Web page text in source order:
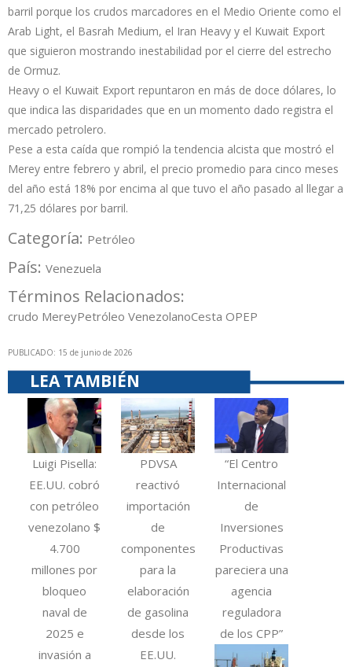
barril porque los crudos marcadores en el Medio Oriente como el
Arab Light, el Basrah Medium, el Iran Heavy y el Kuwait Export
que siguieron mostrando inestabilidad por el cierre del estrecho
de Ormuz.
Heavy o el Kuwait Export repuntaron en más de doce dólares, lo
que indica las disparidades que en un momento dado registra el
mercado petrolero.
Pese a esta caída que rompió la tendencia alcista que mostró el
Merey entre febrero y abril, el precio promedio para cinco meses
del año está 18% por encima al que tuvo el año pasado al llegar a
71,25 dólares por barril.
Categoría: Petróleo
País: Venezuela
Términos Relacionados:
crudo MereyPetróleo VenezolanoCesta OPEP
PUBLICADO: 15 de junio de 2026
LEA TAMBIÉN
Luigi Pisella:
EE.UU. cobró
con petróleo
venezolano $
4.700
millones por
bloqueo
naval de
2025 e
invasión a
PDVSA
reactivó
importación
de
componentes
para la
elaboración
de gasolina
desde los
EE.UU.
“El Centro
Internacional
de
Inversiones
Productivas
pareciera una
agencia
reguladora
de los CPP”